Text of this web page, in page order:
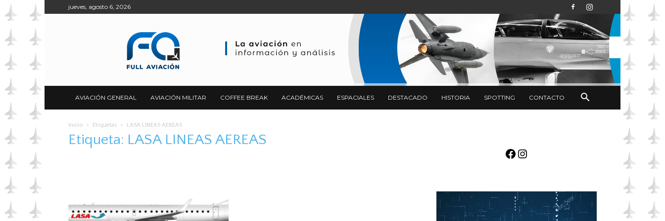
jueves, agosto 6, 2026
AVIACIÓN GENERAL AVIACIÓN MILITAR COFFEE BREAK ACADÉMICAS ESPACIALES DESTACADO HISTORIA SPOTTING CONTACTO
Inicio Etiquetas LASA LINEAS AEREAS
Etiqueta: LASA LINEAS AEREAS
Facebook
Instagram